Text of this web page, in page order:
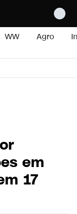
WW Agro
em
17